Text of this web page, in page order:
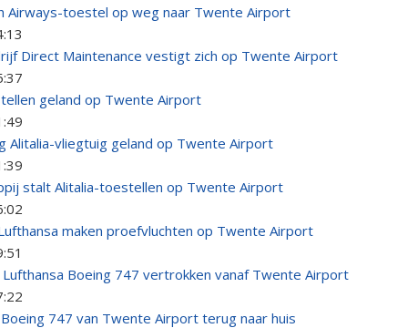
Airways-toestel op weg naar Twente Airport
Direct Maintenance vestigt zich op Twente Airport
geland op Twente Airport
Alitalia-vliegtuig geland op Twente Airport
stalt Alitalia-toestellen op Twente Airport
maken proefvluchten op Twente Airport
Boeing 747 vertrokken vanaf Twente Airport
747 van Twente Airport terug naar huis